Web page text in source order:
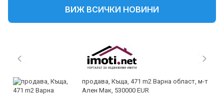
ВИЖ ВСИЧКИ НОВИНИ
продава, Къща, 471 m2 Варна област, м-т
Ален Мак, 530000 EUR